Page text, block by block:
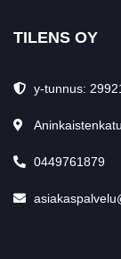
TILENS OY
y-tunnus:
0449761879